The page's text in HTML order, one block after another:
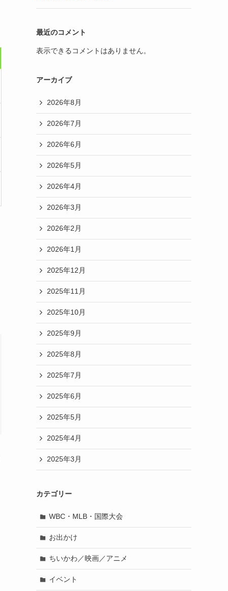
最近のコメント
表示できるコメントはありません。
アーカイブ
2026年8月
2026年7月
2026年6月
2026年5月
2026年4月
2026年3月
2026年2月
2026年1月
2025年12月
2025年11月
2025年10月
2025年9月
2025年8月
2025年7月
2025年6月
2025年5月
2025年4月
2025年3月
カテゴリー
WBC・MLB・国際大会
お出かけ
ちいかわ／映画／アニメ
イベント